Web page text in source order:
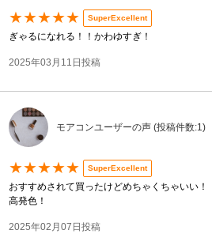
★★★★★ SuperExcellent
ぎゃるになれる！！かわゆすぎ！
2025年03月11日投稿
モアコンユーザーの声 (投稿件数:1)
★★★★★ SuperExcellent
おすすめされて買ったけどめちゃくちゃいい！
高発色！
2025年02月07日投稿